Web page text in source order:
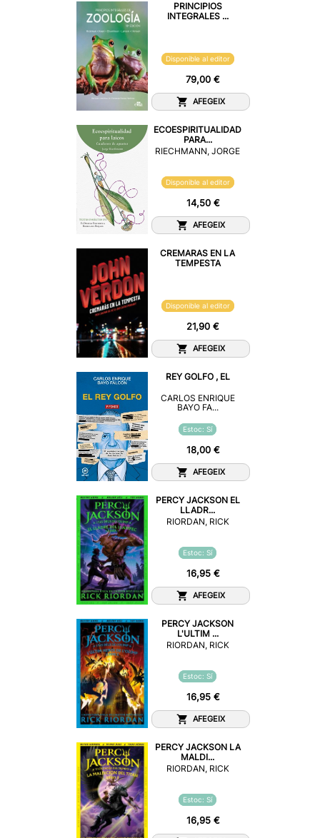
PRINCIPIOS
INTEGRALES ...
Disponible al editor
79,00 €
AFEGEIX
ECOESPIRITUALIDAD
PARA...
RIECHMANN, JORGE
Disponible al editor
14,50 €
AFEGEIX
CREMARAS EN LA
TEMPESTA
Disponible al editor
21,90 €
AFEGEIX
REY GOLFO , EL
CARLOS ENRIQUE
BAYO FA...
Estoc: Sí
18,00 €
AFEGEIX
PERCY JACKSON EL
LLADR...
RIORDAN, RICK
Estoc: Sí
16,95 €
AFEGEIX
PERCY JACKSON
L'ULTIM ...
RIORDAN, RICK
Estoc: Sí
16,95 €
AFEGEIX
PERCY JACKSON LA
MALDI...
RIORDAN, RICK
Estoc: Sí
16,95 €